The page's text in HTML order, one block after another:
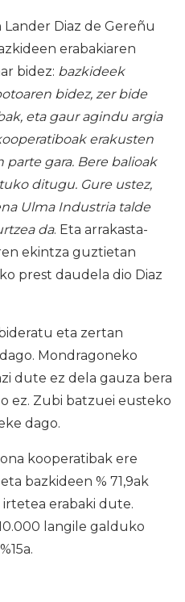
Diaz de Gereñu
erabakiaren
bidez: bazkideek
bidez, zer bide
eta gaur agindu argia
erakusten
gara. Bere balioak
ditugu. Gure ustez,
Ulma Industria talde
da. Eta arrakasta-
ekintza guztietan
prest daudela dio Diaz
eta zertan
Mondragoneko
dute ez dela gauza bera
ez. Zubi batzuei eusteko
dago.
kooperatibak ere
bazkideen % 71,9ak
erabaki dute.
langile galduko